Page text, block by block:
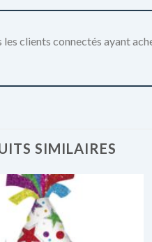
les clients connectés ayant
SIMILAIRES